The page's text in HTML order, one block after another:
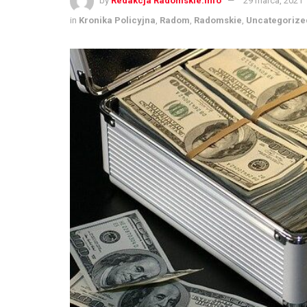
in Kronika Policyjna Radom Radomskie